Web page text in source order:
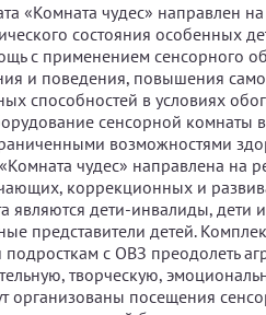
«Комната чудес» направлен
состояния особенных
с применением сенсорного
и поведения, повышения
способностей в условиях
сенсорной
возможностями
чудес» направлена на
коррекционных и
являются дети-инвалиды, дети
представители детей.
с ОВЗ преодолеть
творческую,
организованы посещения